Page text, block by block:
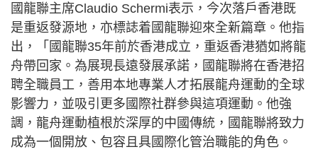
國龍聯主席Claudio Schermi表示，今次落戶香港既
是重返發源地，亦標誌着國龍聯迎來全新篇章。他指
出，「國龍聯35年前於香港成立，重返香港猶如將龍
舟帶回家。為展現長遠發展承諾，國龍聯將在香港招
聘全職員工，善用本地專業人才拓展龍舟運動的全球
影響力，並吸引更多國際社群參與這項運動。他強
調，龍舟運動植根於深厚的中國傳統，國龍聯將致力
成為一個開放、包容且具國際化管治職能的角色。